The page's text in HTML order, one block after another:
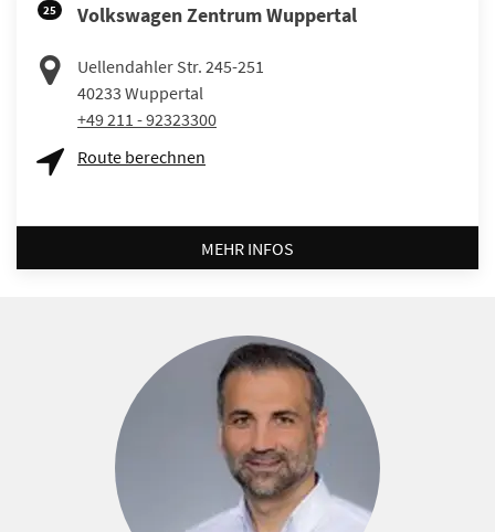
25 Volkswagen Zentrum Wuppertal
Uellendahler Str. 245-251
40233 Wuppertal
+49 211 - 92323300
Route berechnen
MEHR INFOS